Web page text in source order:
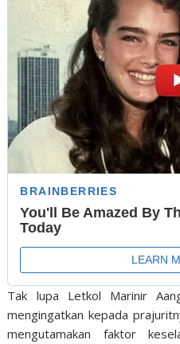
Tak lupa Letkol Marinir
mengingatkan kepada
mengutamakan faktor